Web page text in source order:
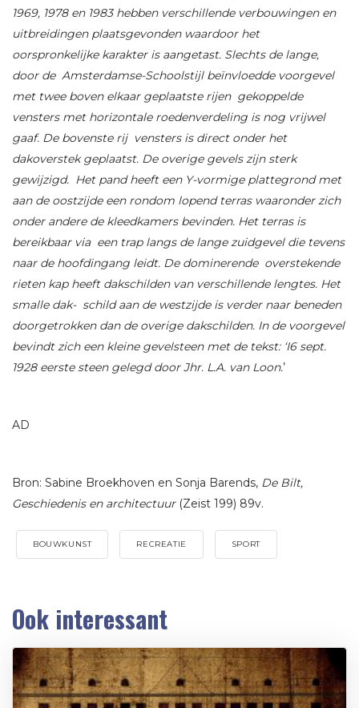
1969, 1978 en 1983 hebben verschillende verbouwingen en
uitbreidingen plaatsgevonden waardoor het
oorspronkelijke karakter is aangetast. Slechts de lange,
door de Amsterdamse-Schoolstijl beïnvloedde voorgevel
met twee boven elkaar geplaatste rijen gekoppelde
vensters met horizontale roedenverdeling is nog vrijwel
gaaf. De bovenste rij vensters is direct onder het
dakoverstek geplaatst. De overige gevels zijn sterk
gewijzigd. Het pand heeft een Y-vormige plattegrond met
aan de oostzijde een rondom lopend terras waaronder zich
onder andere de kleedkamers bevinden. Het terras is
bereikbaar via een trap langs de lange zuidgevel die tevens
naar de hoofdingang leidt. De dominerende overstekende
rieten kap heeft dakschilden van verschillende lengtes. Het
smalle dak- schild aan de westzijde is verder naar beneden
doorgetrokken dan de overige dakschilden. In de voorgevel
bevindt zich een kleine gevelsteen met de tekst: ‘I6 sept.
1928 eerste steen gelegd door Jhr. L.A. van Loon.’
AD
Bron: Sabine Broekhoven en Sonja Barends, De Bilt,
Geschiedenis en architectuur(Zeist 199) 89v.
BOUWKUNST RECREATIE SPORT
Ook interessant